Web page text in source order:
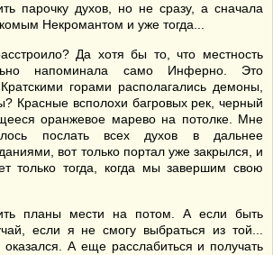
парочку духов, но не сразу, а сначала
Некромантом и уже тогда...
Да хотя бы то, что местность
напоминала само Инферно. Это
горами располагались демоны,
Красные всполохи багровых рек, черный
оранжевое марево на потолке. Мне
послать всех духов в дальнее
вот только портал уже закрылся, и
только тогда, когда мы завершим свою
планы мести на потом. А если быть
если я не смогу выбраться из той...
оказался. А еще расслабиться и получать